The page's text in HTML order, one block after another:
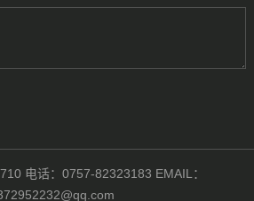
电话：0757-82323183 EMAIL：